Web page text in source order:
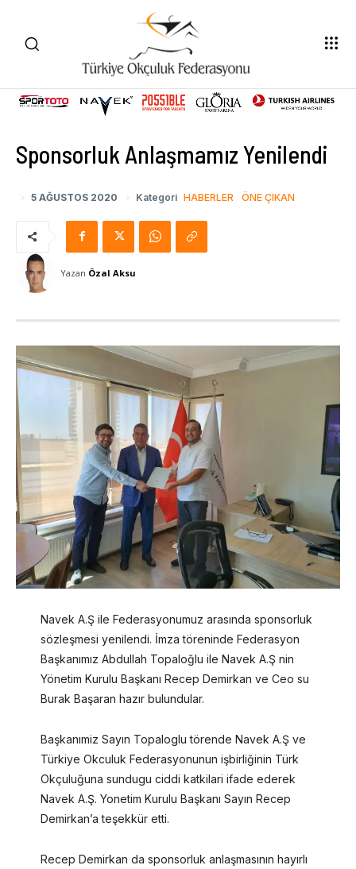
Sponsorluk Anlaşmamız Yenilendi
5 AĞUSTOS 2020 Kategori HABERLER ÖNE ÇIKAN
Yazan Özal Aksu
Navek A.Ş ile Federasyonumuz arasında sponsorluk
sözleşmesi yenilendi. İmza töreninde Federasyon
Başkanımız Abdullah Topaloğlu ile Navek A.Ş nin
Yönetim Kurulu Başkanı Recep Demirkan ve Ceo su
Burak Başaran hazır bulundular.
Başkanımiz Sayın Topaloglu törende Navek A.Ş ve
Türkiye Okculuk Federasyonunun işbirliğinin Türk
Okçuluğuna sundugu ciddi katkilari ifade ederek
Navek A.Ş. Yonetim Kurulu Başkanı Sayın Recep
Demirkan’a teşekkür etti.
Recep Demirkan da sponsorluk anlaşmasının hayırlı